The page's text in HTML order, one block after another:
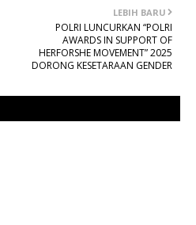
LEBIH BARU
POLRI LUNCURKAN “POLRI
AWARDS IN SUPPORT OF
HERFORSHE MOVEMENT” 2025
DORONG KESETARAAN GENDER